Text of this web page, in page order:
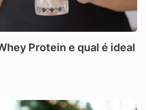
Protein e qual é ideal